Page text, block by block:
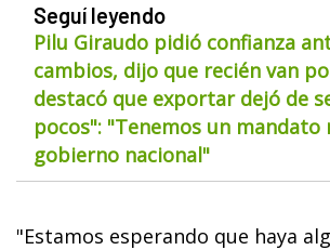
Seguí leyendo
Pilu Giraudo pidió confianza
cambios, dijo que recién van
destacó que exportar dejó de
pocos": "Tenemos un mandato
gobierno nacional"
"Estamos esperando que haya